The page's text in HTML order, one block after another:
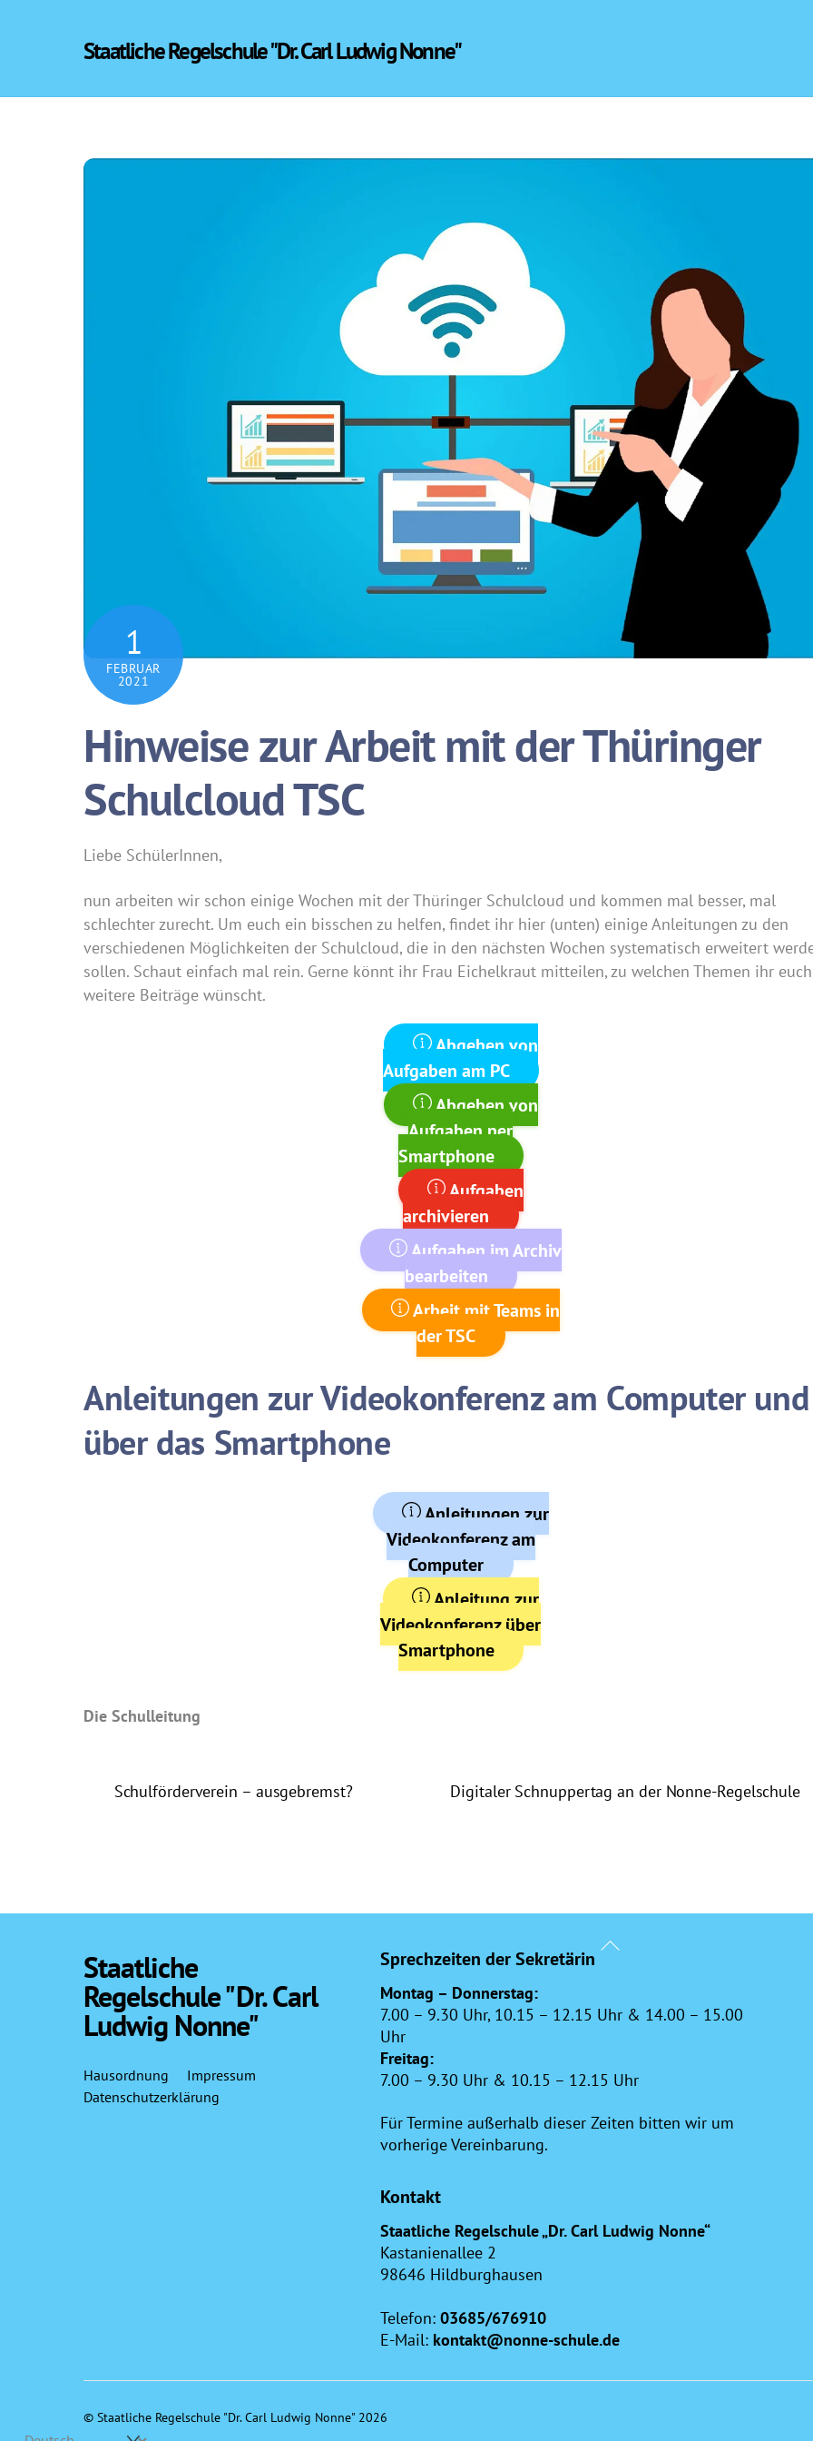
Staatliche Regelschule "Dr. Carl Ludwig Nonne"
1
FEBRUAR
2021
Hinweise zur Arbeit mit der Thüringer
Schulcloud TSC
Liebe SchülerInnen,
nun arbeiten wir schon einige Wochen mit der Thüringer Schulcloud und kommen mal besser, mal
schlechter zurecht. Um euch ein bisschen zu helfen, findet ihr hier (unten) einige Anleitungen zu den
verschiedenen Möglichkeiten der Schulcloud, die in den nächsten Wochen systematisch erweitert
sollen. Schaut einfach mal rein. Gerne könnt ihr Frau Eichelkraut mitteilen, zu welchen Themen ihr euch
weitere Beiträge wünscht.
Abgeben von
Aufgaben am PC
Abgeben von
Aufgaben per
Smartphone
Aufgaben
archivieren
Aufgaben im Archiv
bearbeiten
Arbeit mit Teams in
der TSC
Anleitungen zur Videokonferenz am Computer und
über das Smartphone
Anleitungen zur
Videokonferenz am
Computer
Anleitung zur
Videokonferenz über
Smartphone
Die Schulleitung
Schulförderverein – ausgebremst? Digitaler Schnuppertag an der Nonne-Regelschule
Back
Staatliche
Regelschule "Dr. Carl
Ludwig Nonne"
Hausordnung
Impressum
Datenschutzerklärung
Sprechzeiten der Sekretärin
Montag – Donnerstag:
7.00 – 9.30 Uhr, 10.15 – 12.15 Uhr & 14.00 – 15.00
Uhr
Freitag:
7.00 – 9.30 Uhr & 10.15 – 12.15 Uhr
Für Termine außerhalb dieser Zeiten bitten wir um
vorherige Vereinbarung.
Kontakt
Staatliche Regelschule „Dr. Carl Ludwig Nonne“
Kastanienallee 2
98646 Hildburghausen
Telefon: 03685/676910
E-Mail: kontakt@nonne-schule.de
© Staatliche Regelschule "Dr. Carl Ludwig Nonne" 2026